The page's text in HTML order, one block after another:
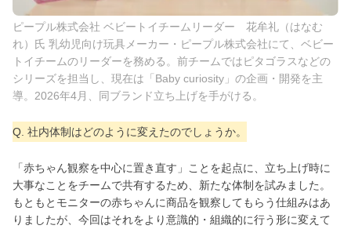
ピープル株式会社 ベビートイチームリーダー 花牟礼（はなむ
れ）氏 乳幼児向け玩具メーカー・ピープル株式会社にて、ベビー
トイチームのリーダーを務める。前チームではピタゴラスなどの
シリーズを担当し、現在は「Baby curiosity」の企画・開発を主
導。2026年4月、同ブランド立ち上げを手がける。
Q. 社内体制はどのように変えたのでしょうか。
「赤ちゃん観察を中心に置き直す」ことを起点に、立ち上げ時に
大事なことをチームで共有するため、新たな体制を試みました。
もともとモニターの赤ちゃんに商品を観察してもらう仕組みはあ
りましたが、今回はそれをより意識的・組織的に行う形に変えて